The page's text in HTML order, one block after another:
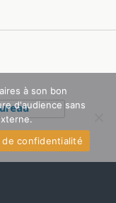
à son bon
d'audience sans
de confidentialité